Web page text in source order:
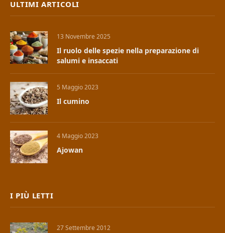
ULTIMI ARTICOLI
13 Novembre 2025
Il ruolo delle spezie nella preparazione di
salumi e insaccati
5 Maggio 2023
Il cumino
4 Maggio 2023
Ajowan
I PIÙ LETTI
27 Settembre 2012